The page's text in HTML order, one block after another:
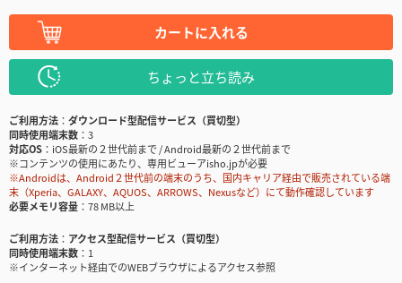
カートに入れる
ちょっと立ち読み
ご利用方法
ダウンロード型配信サービス（買切型）
同時使用端末数
3
対応OS
iOS最新の２世代前まで / Android最新の２世代前まで
※コンテンツの使用にあたり、専用ビューアisho.jpが必要
※Androidは、Android２世代前の端末のうち、国内キャリア経由で販売されている端
末（Xperia、GALAXY、AQUOS、ARROWS、Nexusなど）にて動作確認しています
必要メモリ容量
78 MB以上
ご利用方法
アクセス型配信サービス（買切型）
同時使用端末数
1
※インターネット経由でのWEBブラウザによるアクセス参照